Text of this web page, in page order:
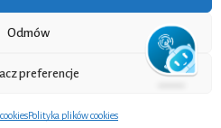
Odmów
preferencje
Polityka plików cookies
środków Unii Europejskiej w
dla Rozwoju Społecznego